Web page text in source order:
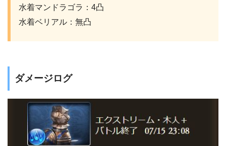
水着マンドラゴラ：4凸
水着ベリアル：無凸
ダメージログ